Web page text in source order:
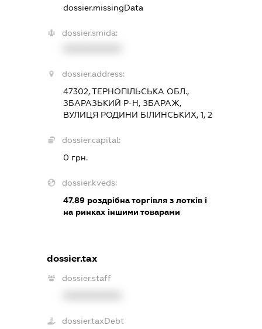
dossier.missingData
dossier.smida:
dossier.address:
47302, ТЕРНОПІЛЬСЬКА ОБЛ.,
ЗБАРАЗЬКИЙ Р-Н, ЗБАРАЖ,
ВУЛИЦЯ РОДИНИ БІЛИНСЬКИХ, 1, 2
dossier.capital:
0 грн.
dossier.kveds:
47.89 роздрібна торгівля з лотків і
на ринках іншими товарами
dossier.tax
dossier.staff
dossier.taxDebt